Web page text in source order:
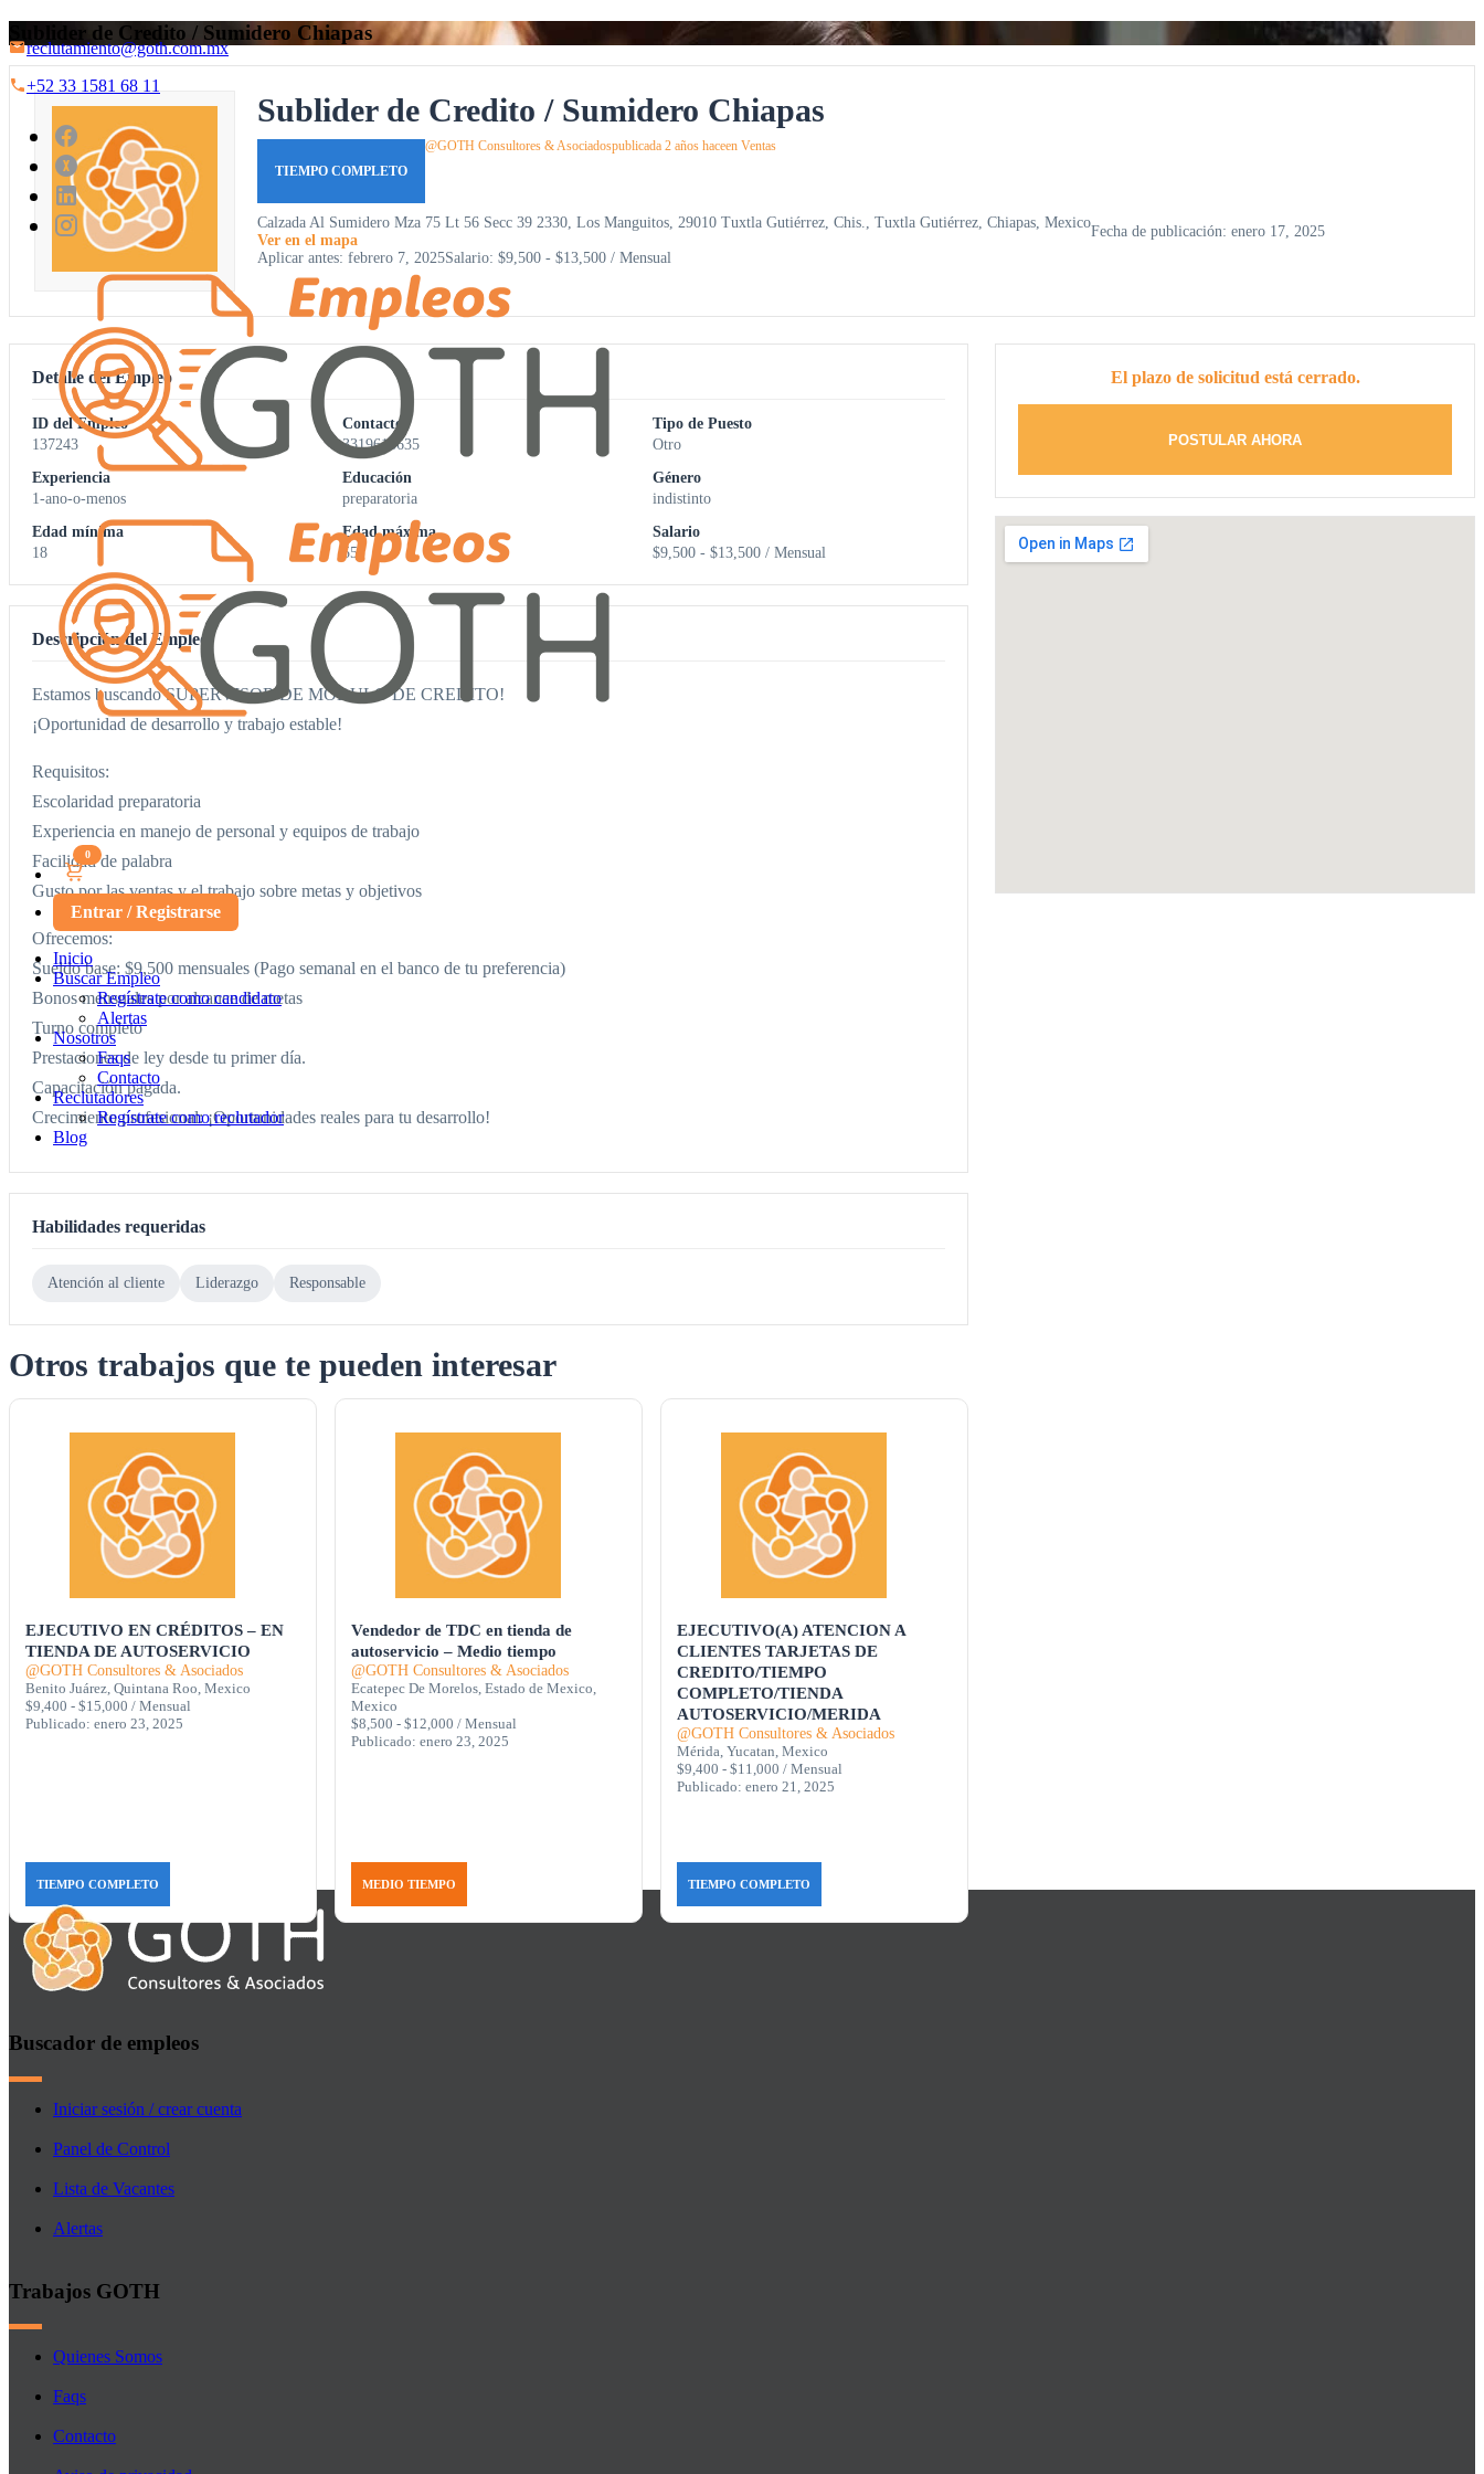
reclutamiento@goth.com.mx
+52 33 1581 68 11
0
Entrar / Registrarse
Inicio
Buscar Empleo
Regístrate como candidato
Alertas
Nosotros
Faqs
Contacto
Reclutadores
Regístrate como reclutador
Blog
Sublider de Credito / Sumidero Chiapas
Sublider de Credito / Sumidero Chiapas
TIEMPO COMPLETO
@GOTH Consultores & Asociadospublicada 2 años haceen Ventas
Calzada Al Sumidero Mza 75 Lt 56 Secc 39 2330, Los Manguitos, 29010 Tuxtla Gutiérrez, Chis., Tuxtla Gutiérrez, Chiapas, Mexico
Ver en el mapa
Fecha de publicación: enero 17, 2025
Aplicar antes: febrero 7, 2025Salario: $9,500 - $13,500 / Mensual
Detalle del Empleo
ID del Empleo
137243
Contacto
3319616635
Tipo de Puesto
Otro
Experiencia
1-ano-o-menos
Educación
preparatoria
Género
indistinto
Edad mínima
18
Edad máxima
55
Salario
$9,500 - $13,500 / Mensual
Descripción del Empleo
Estamos buscando SUPERVISOR DE MODULO DE CREDITO!
¡Oportunidad de desarrollo y trabajo estable!
Requisitos:
Escolaridad preparatoria
Experiencia en manejo de personal y equipos de trabajo
Facilidad de palabra
Gusto por las ventas y el trabajo sobre metas y objetivos
Ofrecemos:
Sueldo base: $9,500 mensuales (Pago semanal en el banco de tu preferencia)
Bonos mensuales por alcance de metas
Turno completo
Prestaciones de ley desde tu primer día.
Capacitación pagada.
Crecimiento profesional: ¡Oportunidades reales para tu desarrollo!
Habilidades requeridas
Atención al cliente Liderazgo Responsable
Otros trabajos que te pueden interesar
EJECUTIVO EN CRÉDITOS – EN
TIENDA DE AUTOSERVICIO
@GOTH Consultores & Asociados
Benito Juárez, Quintana Roo, Mexico
$9,400 - $15,000 / Mensual
Publicado: enero 23, 2025
TIEMPO COMPLETO
Vendedor de TDC en tienda de
autoservicio – Medio tiempo
@GOTH Consultores & Asociados
Ecatepec De Morelos, Estado de Mexico,
Mexico
$8,500 - $12,000 / Mensual
Publicado: enero 23, 2025
MEDIO TIEMPO
EJECUTIVO(A) ATENCION A
CLIENTES TARJETAS DE
CREDITO/TIEMPO
COMPLETO/TIENDA
AUTOSERVICIO/MERIDA
@GOTH Consultores & Asociados
Mérida, Yucatan, Mexico
$9,400 - $11,000 / Mensual
Publicado: enero 21, 2025
TIEMPO COMPLETO
El plazo de solicitud está cerrado.
POSTULAR AHORA
Buscador de empleos
Iniciar sesión / crear cuenta
Panel de Control
Lista de Vacantes
Alertas
Trabajos GOTH
Quienes Somos
Faqs
Contacto